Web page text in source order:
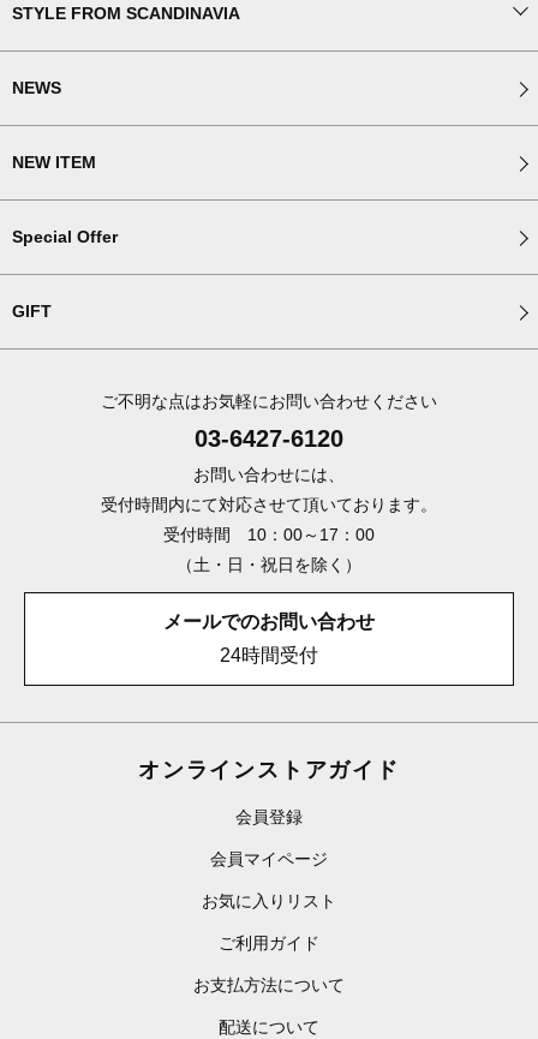
STYLE FROM SCANDINAVIA
NEWS
NEW ITEM
Special Offer
GIFT
ご不明な点はお気軽にお問い合わせください
03-6427-6120
お問い合わせには、
受付時間内にて対応させて頂いております。
受付時間 10：00～17：00
（土・日・祝日を除く）
メールでのお問い合わせ
24時間受付
オンラインストアガイド
会員登録
会員マイページ
お気に入りリスト
ご利用ガイド
お支払方法について
配送について